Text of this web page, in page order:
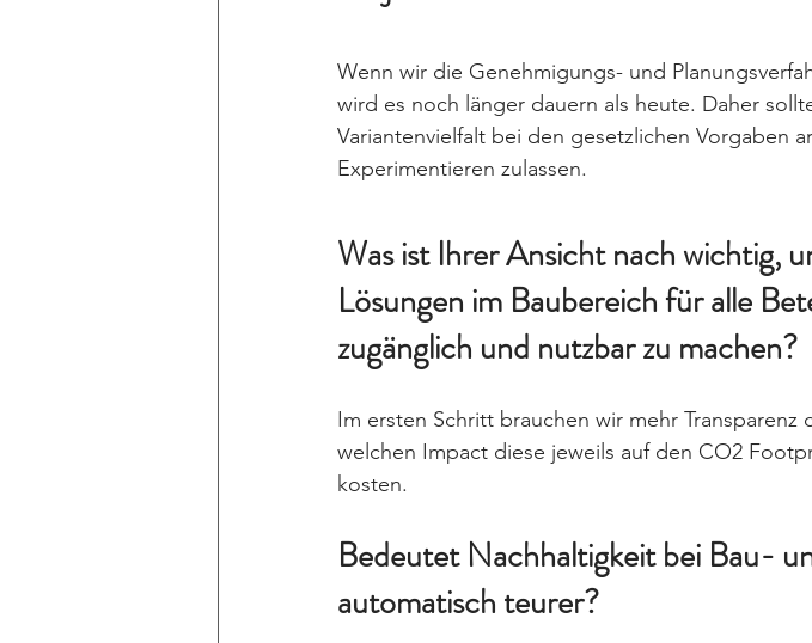
Wenn wir die Genehmigungs- und
wird es noch länger dauern als heute. Daher
Variantenvielfalt bei den gesetzlichen Vorgaben
Experimentieren zulassen.
Was ist Ihrer Ansicht nach wichtig,
Lösungen im Baubereich für alle
zugänglich und nutzbar zu machen?
Im ersten Schritt brauchen wir mehr
welchen Impact diese jeweils auf den CO2
kosten.
Bedeutet Nachhaltigkeit bei Bau-
automatisch teurer?